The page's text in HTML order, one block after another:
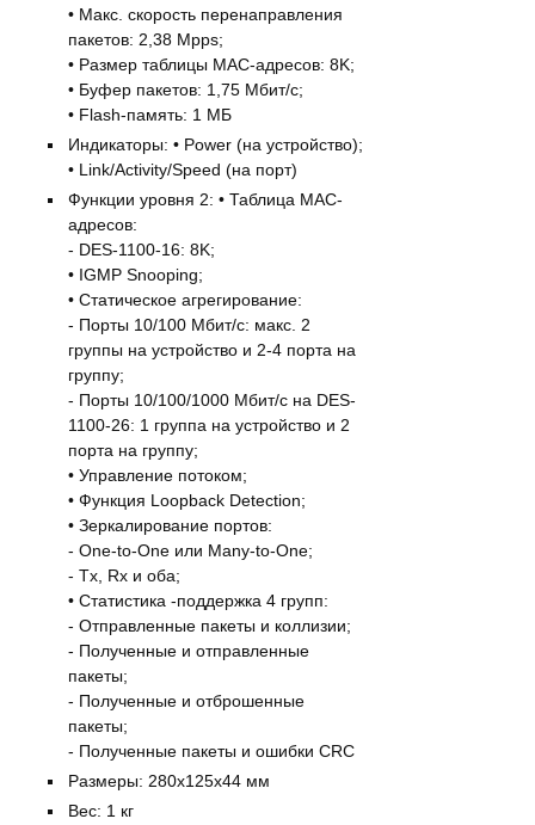
• Макс. скорость перенаправления
пакетов: 2,38 Mpps;
• Размер таблицы MAC-адресов: 8K;
• Буфер пакетов: 1,75 Мбит/с;
• Flash-память: 1 МБ
Индикаторы: • Power (на устройство);
• Link/Activity/Speed (на порт)
Функции уровня 2: • Таблица MAC-
адресов:
- DES-1100-16: 8K;
• IGMP Snooping;
• Статическое агрегирование:
- Порты 10/100 Мбит/с: макс. 2
группы на устройство и 2-4 порта на
группу;
- Порты 10/100/1000 Мбит/с на DES-
1100-26: 1 группа на устройство и 2
порта на группу;
• Управление потоком;
• Функция Loopback Detection;
• Зеркалирование портов:
- One-to-One или Many-to-One;
- Tx, Rx и оба;
• Статистика -поддержка 4 групп:
- Отправленные пакеты и коллизии;
- Полученные и отправленные
пакеты;
- Полученные и отброшенные
пакеты;
- Полученные пакеты и ошибки CRC
Размеры: 280х125х44 мм
Вес: 1 кг